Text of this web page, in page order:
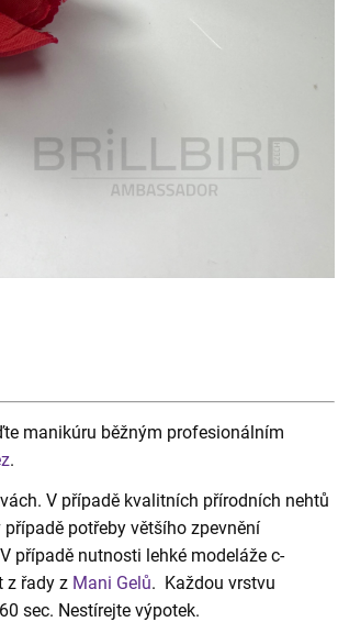
manikúru běžným profesionálním
.
V případě kvalitních přírodních nehtů
případě potřeby většího zpevnění
případě nutnosti lehké modeláže c-
z řady z Mani Gelů. Každou vrstvu
sec. Nestírejte výpotek.